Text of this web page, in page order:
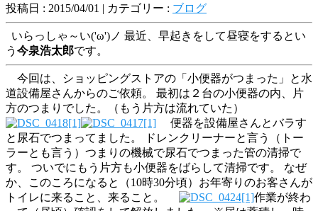
投稿日 : 2015/04/01 | カテゴリー : ブログ
いらっしゃ～い('ω')ノ 最近、早起きをして昼寝をするとい
う 今泉浩太郎です。
今回は、ショッピングストアの「小便器がつまった」と水
道設備屋さんからのご依頼。 最初は２台の小便器の内、片
方のつまりでした。（もう片方は流れていた）
便器を設備屋さんとバラす
と尿石でつまってました。 ドレンクリーナーと言う（トー
ラーとも言う）つまりの機械で尿石でつまった管の清掃で
す。 ついでにもう片方も小便器をばらして清掃です。 なぜ
か、このころになると（10時30分頃）お年寄りのお客さんが
トイレに来ること、来ること。
作業が終わ